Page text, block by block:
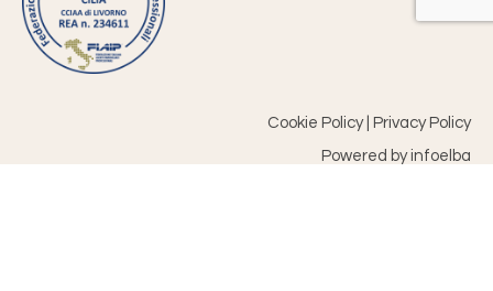
Cookie Policy|
Privacy Policy
Powered byinfoelba